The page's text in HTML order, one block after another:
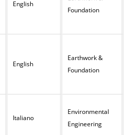
English
Foundation
English
Earthwork &
Foundation
Italiano
Environmental
Engineering